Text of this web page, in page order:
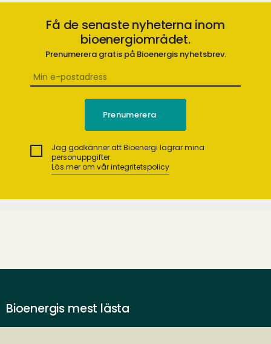
Få de senaste nyheterna inom
bioenergiområdet.
Prenumerera gratis på Bioenergis nyhetsbrev.
Jag godkänner att Bioenergi lagrar mina
personuppgifter.
Läs mer om vår integritetspolicy
Bioenergis mest lästa